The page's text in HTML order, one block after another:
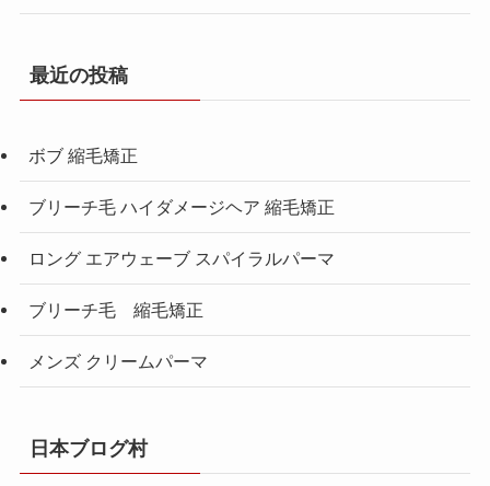
最近の投稿
ボブ 縮毛矯正
ブリーチ毛 ハイダメージヘア 縮毛矯正
ロング エアウェーブ スパイラルパーマ
ブリーチ毛 縮毛矯正
メンズ クリームパーマ
日本ブログ村